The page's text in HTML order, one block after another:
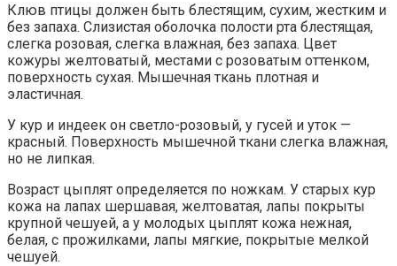
Клюв птицы должен быть блестящим, сухим, жестким и
без запаха. Слизистая оболочка полости рта блестящая,
слегка розовая, слегка влажная, без запаха. Цвет
кожуры желтоватый, местами с розоватым оттенком,
поверхность сухая. Мышечная ткань плотная и
эластичная.
У кур и индеек он светло-розовый, у гусей и уток —
красный. Поверхность мышечной ткани слегка влажная,
но не липкая.
Возраст цыплят определяется по ножкам. У старых кур
кожа на лапах шершавая, желтоватая, лапы покрыты
крупной чешуей, а у молодых цыплят кожа нежная,
белая, с прожилками, лапы мягкие, покрытые мелкой
чешуей.